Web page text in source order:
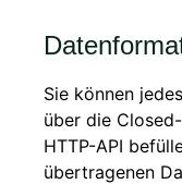
Sie können
über die
HTTP-API
übertragenen